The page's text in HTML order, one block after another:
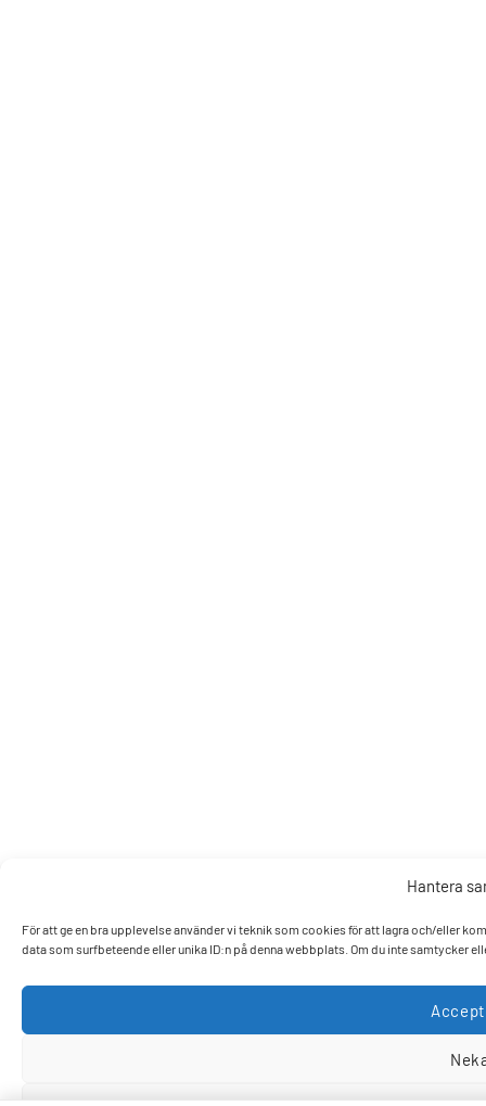
Hantera
För att ge en bra upplevelse använder vi teknik som cookies för att lagra och/eller
data som surfbeteende eller unika ID:n på denna webbplats. Om du inte samtycker